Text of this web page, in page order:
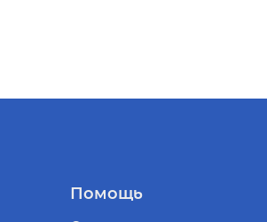
Помощь